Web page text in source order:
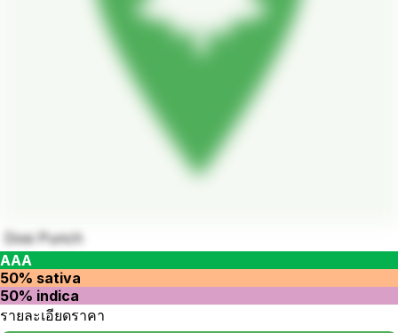
Dosi Punch
AAA
50% sativa
50% indica
รายละเอียดราคา